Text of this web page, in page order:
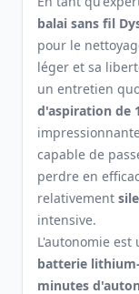
balai sans fil
pour le
léger et sa
un entretien
d'aspiration de
capable de
perdre en
relativement
intensive.
L'autonomie est
batterie
minutes